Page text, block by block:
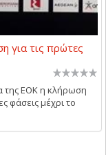
για τις πρώτες
της ΕΟΚ η κλήρωση
φάσεις μέχρι το